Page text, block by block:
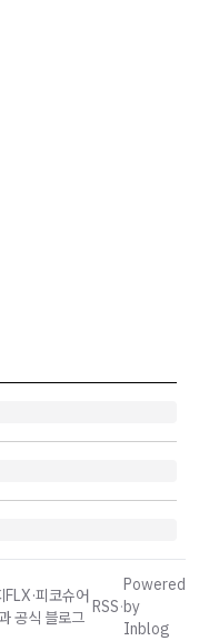
FLX·피코슈어
공식 블로그
RSS·
Powered
by
Inblog